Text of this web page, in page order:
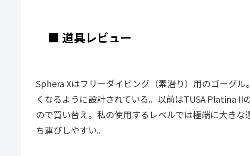
■ 道具レビュー
Sphera Xはフリーダイビング（素潜り）用のゴーグ
くなるように設計されている。以前はTUSA Platina II
ので買い替え。私の使用するレベルでは極端に大き
ち運びしやすい。